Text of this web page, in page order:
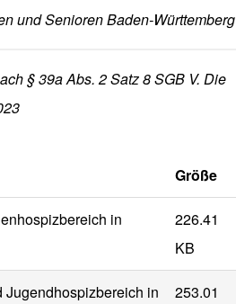
und Senioren Baden-Württemberg
§ 39a Abs. 2 Satz 8 SGB V. Die
Größe
in
226.41
KB
Jugendhospizbereich in
253.01